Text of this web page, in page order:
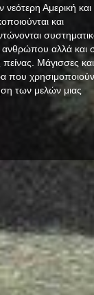
Αμερική και
και
ανθρώπου αλλά και
Μάγισσες
που
των μελών μιας